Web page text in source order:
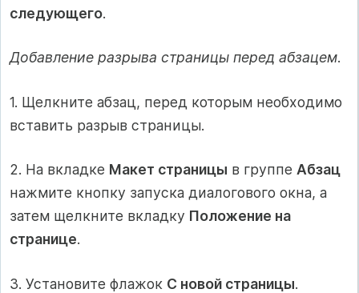
следующего.
Добавление разрыва страницы перед абзацем.
1. Щелкните абзац, перед которым необходимо
вставить разрыв страницы.
2. На вкладке Макет страницы в группе Абзац
нажмите кнопку запуска диалогового окна, а
затем щелкните вкладку Положение на
странице.
3. Установите флажок С новой страницы.